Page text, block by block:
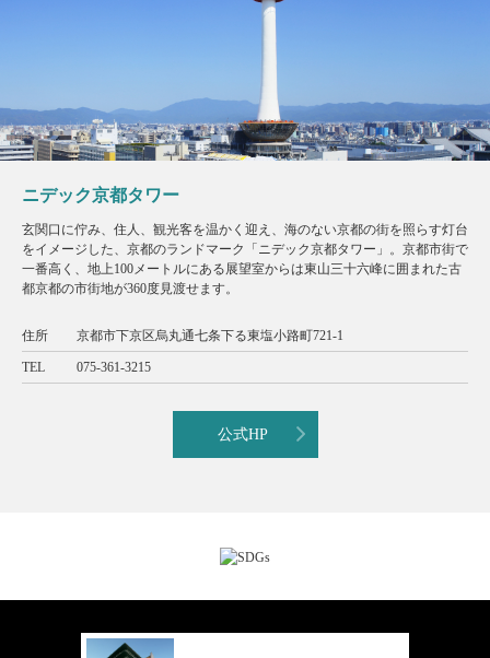
ニデック京都タワー
玄関口に佇み、住人、観光客を温かく迎え、海のない京都の街を照らす灯台
をイメージした、京都のランドマーク「ニデック京都タワー」。京都市街で
一番高く、地上100メートルにある展望室からは東山三十六峰に囲まれた古
都京都の市街地が360度見渡せます。
住所 京都市下京区烏丸通七条下る東塩小路町721-1
TEL 075-361-3215
公式HP